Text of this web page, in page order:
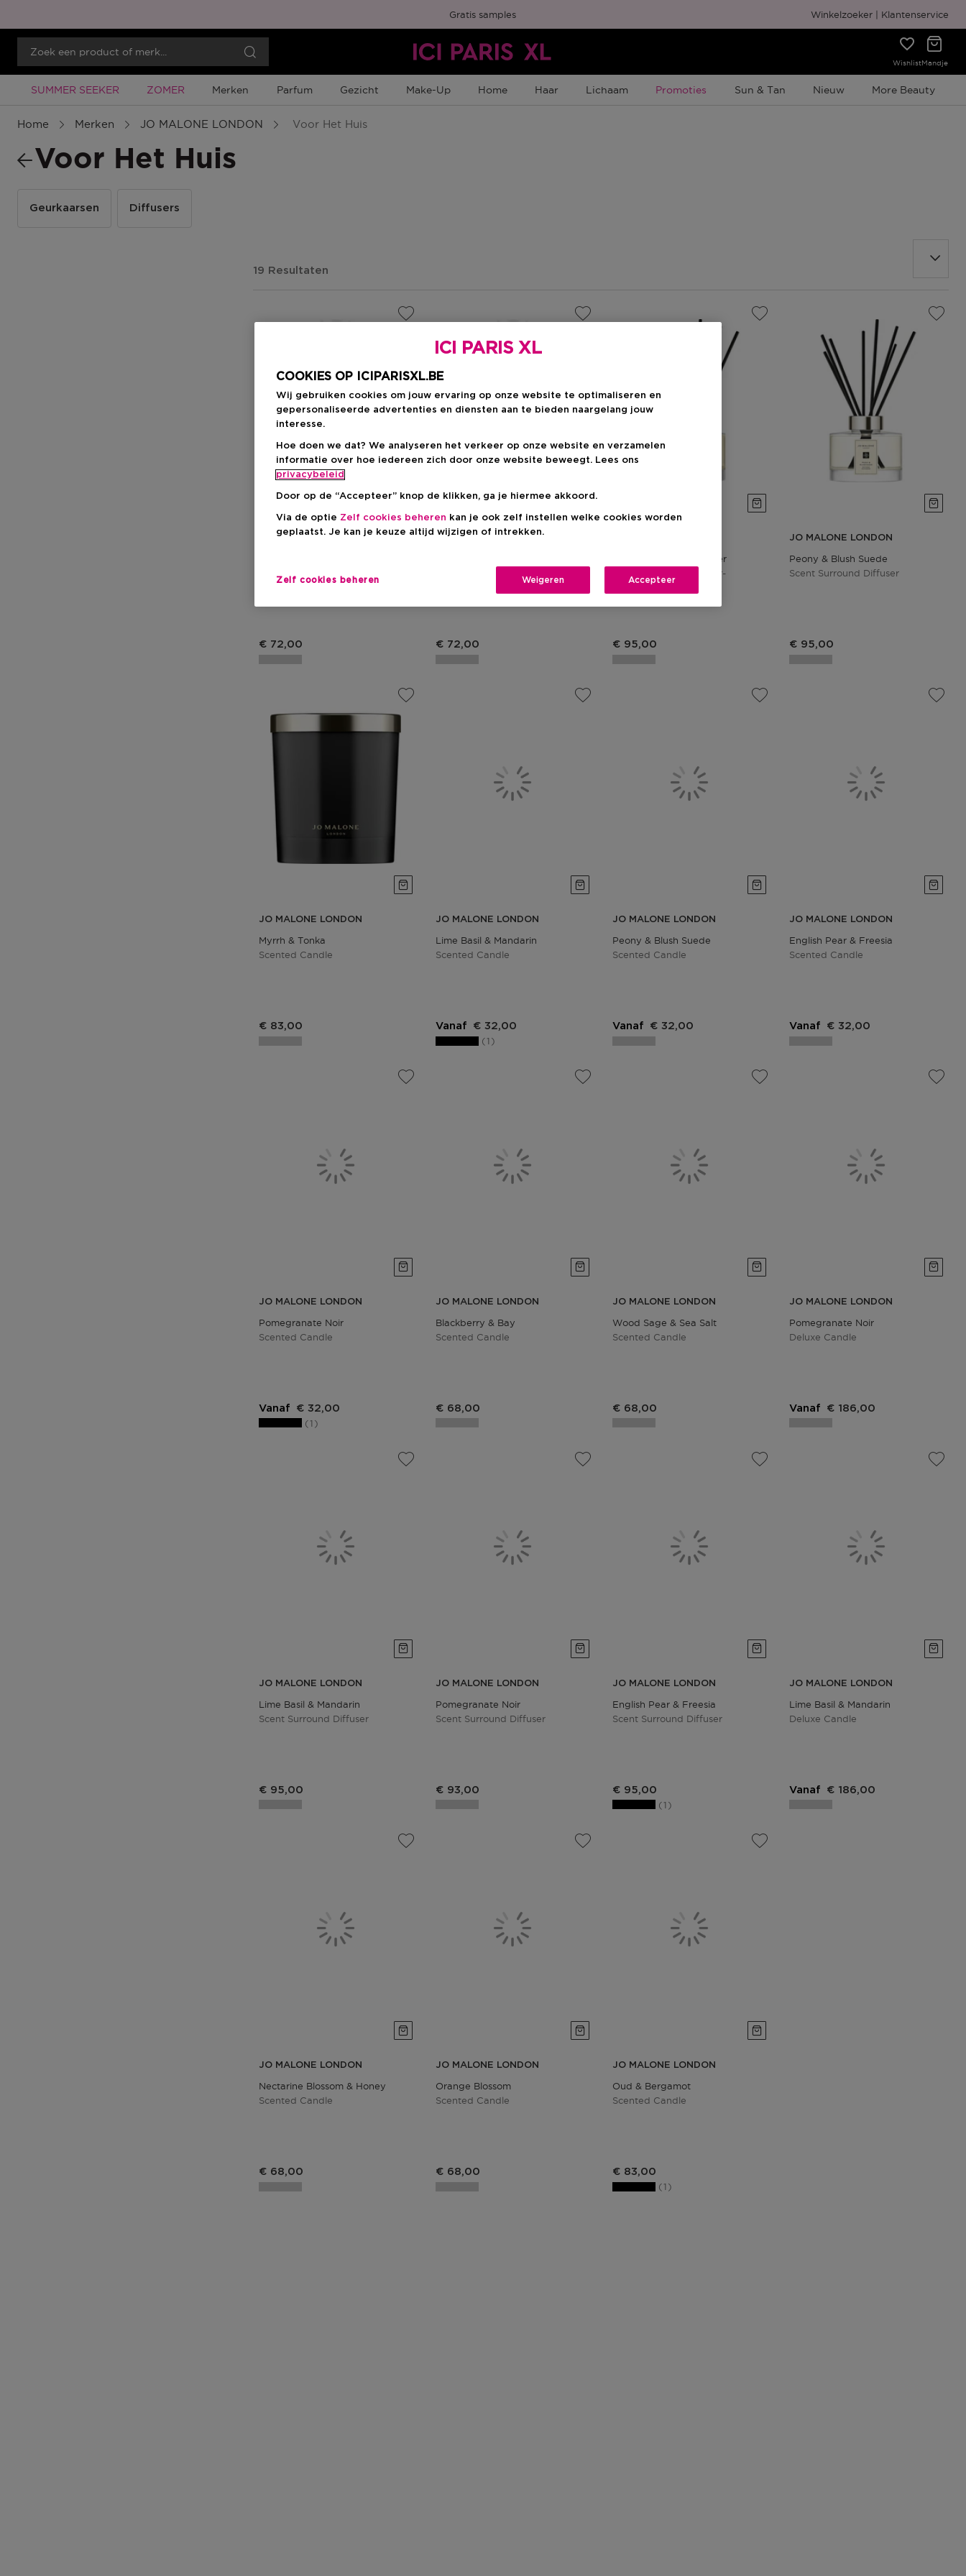
Gratis samples Gratis cadeauverpakking
Winkelzoeker Klantenservice
WishlistMandje
Tijdelijke Promotie
SUMMER SEEKER Tijdelijke Promotie
ZOMER Merken Parfum Gezicht Make-Up Home Haar Lichaam Tijdelijke Promotie
Promoties Sun & Tan Nieuw More Beauty
Home Merken JO MALONE LONDON Voor Het Huis
Voor Het Huis
Geurkaarsen Diffusers
19 Resultaten
JO MALONE LONDON
€ 72,00
JO MALONE LONDON
€ 72,00
Orange Blossom Diffuser
Scent Surround Diffuser-
Geurverspreider
€ 95,00
JO MALONE LONDON
Peony & Blush Suede
Scent Surround Diffuser
€ 95,00
JO MALONE LONDON
Myrrh & Tonka
Scented Candle
€ 83,00
JO MALONE LONDON
Lime Basil & Mandarin
Scented Candle
Vanaf € 32,00
1
JO MALONE LONDON
Peony & Blush Suede
Scented Candle
Vanaf € 32,00
JO MALONE LONDON
English Pear & Freesia
Scented Candle
Vanaf € 32,00
JO MALONE LONDON
Pomegranate Noir
Scented Candle
Vanaf € 32,00
1
JO MALONE LONDON
Blackberry & Bay
Scented Candle
€ 68,00
JO MALONE LONDON
Wood Sage & Sea Salt
Scented Candle
€ 68,00
JO MALONE LONDON
Pomegranate Noir
Deluxe Candle
Vanaf € 186,00
JO MALONE LONDON
Lime Basil & Mandarin
Scent Surround Diffuser
€ 95,00
JO MALONE LONDON
Pomegranate Noir
Scent Surround Diffuser
€ 93,00
JO MALONE LONDON
English Pear & Freesia
Scent Surround Diffuser
€ 95,00
1
JO MALONE LONDON
Lime Basil & Mandarin
Deluxe Candle
Vanaf € 186,00
JO MALONE LONDON
Nectarine Blossom & Honey
Scented Candle
€ 68,00
JO MALONE LONDON
Orange Blossom
Scented Candle
€ 68,00
JO MALONE LONDON
Oud & Bergamot
Scented Candle
€ 83,00
1
ICI PARIS XL
COOKIES OP ICIPARISXL.BE
Wij gebruiken cookies om jouw ervaring op onze website te optimaliseren en
gepersonaliseerde advertenties en diensten aan te bieden naargelang jouw
interesse.
Hoe doen we dat? We analyseren het verkeer op onze website en verzamelen
informatie over hoe iedereen zich door onze website beweegt. Lees ons
privacybeleid
Door op de “Accepteer” knop de klikken, ga je hiermee akkoord.
Via de optie Zelf cookies beheren kan je ook zelf instellen welke cookies worden
geplaatst. Je kan je keuze altijd wijzigen of intrekken.
Zelf cookies beheren Weigeren Accepteer